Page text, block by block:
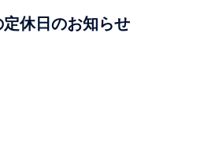
休日のお知らせ